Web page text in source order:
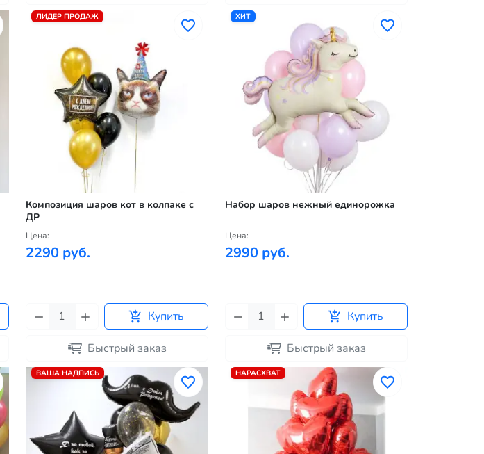
ЛИДЕР ПРОДАЖ
Композиция шаров кот в колпаке с
ДР
Цена:
2290 руб.
Купить
Быстрый заказ
ХИТ
Набор шаров нежный единорожка
Цена:
2990 руб.
Купить
Быстрый заказ
ВАША НАДПИСЬ НАРАСХВАТ